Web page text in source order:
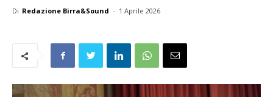
Di Redazione Birra&Sound - 1 Aprile 2026